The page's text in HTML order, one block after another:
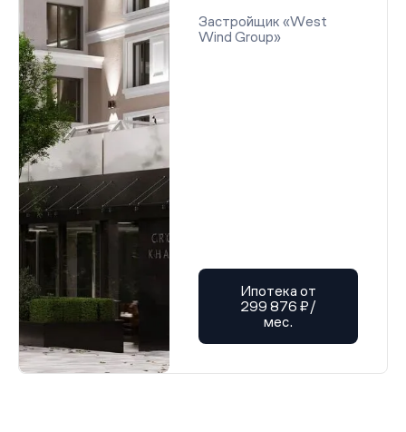
Застройщик «West
Wind Group»
Ипотека от
299 876 ₽/
мес.